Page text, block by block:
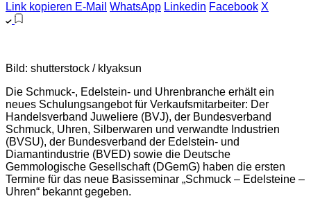
Link kopieren E-Mail WhatsApp Linkedin Facebook X
Bild: shutterstock / klyaksun
Die Schmuck-, Edelstein- und Uhrenbranche erhält ein
neues Schulungsangebot für Verkaufsmitarbeiter: Der
Handelsverband Juweliere (BVJ), der Bundesverband
Schmuck, Uhren, Silberwaren und verwandte Industrien
(BVSU), der Bundesverband der Edelstein- und
Diamantindustrie (BVED) sowie die Deutsche
Gemmologische Gesellschaft (DGemG) haben die ersten
Termine für das neue Basisseminar „Schmuck – Edelsteine –
Uhren“ bekannt gegeben.